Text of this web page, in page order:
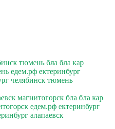
тюмень бла бла кар
едем.рф ектеринбург
челябинск тюмень
магнитогорск бла бла кар
едем.рф ектеринбург
алапаевск